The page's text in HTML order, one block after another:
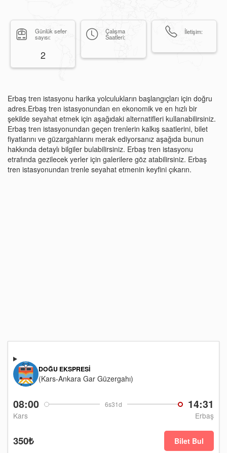
Günlük sefer
sayısı:
2
Çalışma
Saatleri:
İletişim:
Erbaş tren istasyonu harika yolculukların başlangıçları için doğru
adres.Erbaş tren istasyonundan en ekonomik ve en hızlı bir
şekilde seyahat etmek için aşağıdaki alternatifleri kullanabilirsiniz.
Erbaş tren istasyonundan geçen trenlerin kalkış saatlerini, bilet
fiyatlarını ve güzargahlarını merak ediyorsanız aşağıda bunun
hakkında detaylı bilgiler bulabilirsiniz. Erbaş tren istasyonu
etrafında gezilecek yerler için galerilere göz atabilirsiniz. Erbaş
tren istasyonundan trenle seyahat etmenin keyfini çıkarın.
08:00 6s31d 14:31
Kars Erbaş
DOĞU EKSPRESI
(Kars-Ankara Gar Güzergahı)
350₺ Bilet Bul